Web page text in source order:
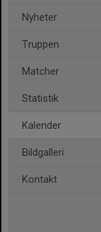
Nyheter
Truppen
Matcher
Statistik
Kalender
Bildgalleri
Kontakt